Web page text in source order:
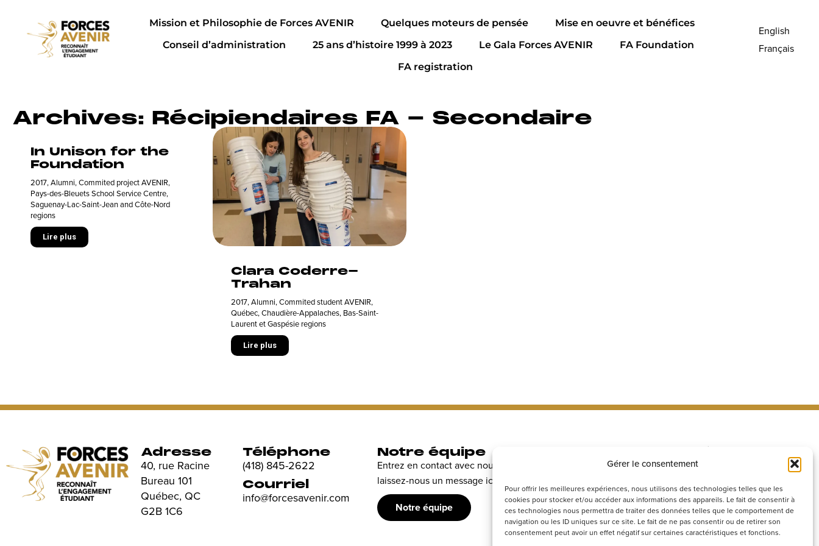
Gérer le consentement
Pour offrir les meilleures expériences, nous utilisons des technologies telles que les
cookies pour stocker et/ou accéder aux informations des appareils. Le fait de consentir à
ces technologies nous permettra de traiter des données telles que le comportement de
navigation ou les ID uniques sur ce site. Le fait de ne pas consentir ou de retirer son
consentement peut avoir un effet négatif sur certaines caractéristiques et fonctions.
Mission et Philosophie de Forces AVENIR Quelques moteurs de pensée
Mise en oeuvre et bénéfices
Conseil d’administration
25 ans d’histoire 1999 à 2023 Le Gala Forces AVENIR
FA Foundation
FA registration
English
Français
Archives: Récipiendaires FA - Secondaire
In Unison for the
Foundation
2017,Alumni,Commited project AVENIR,
Pays-des-Bleuets School Service Centre,
Saguenay-Lac-Saint-Jean and Côte-Nord
regions
Lire plus
Clara Coderre-
Trahan
2017,Alumni,Commited student AVENIR,
Québec, Chaudière-Appalaches, Bas-Saint-
Laurent et Gaspésie regions
Lire plus
Adresse
40, rue Racine
Bureau 101
Québec, QC
G2B 1C6
Téléphone
(418) 845-2622
Courriel
info@forcesavenir.com
Notre équipe
Entrez en contact avec nous et
laissez-nous un message ici.
Notre équipe
Découvrez nos offres d’emploi ou
spontanée
Postuler
sociaux